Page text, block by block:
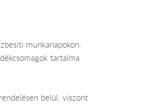
munkanapokon,
tartalma
belül, viszont